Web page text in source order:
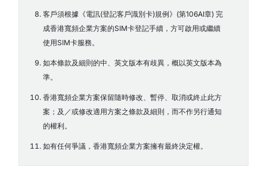
客戶須根據《電訊(登記客戶識別卡)規例》(第106AI章) 完
成香港寬頻企業方案的SIM卡登記手續，方可啟用或繼續
使用SIM卡服務。
如本條款及細則的中、英文版本有歧異，概以英文版本為
準。
香港寬頻企業方案保留隨時修改、暫停、取消或終止此方
案；及／或修改適用方案之條款及細則，而不作另行通知
的權利。
如有任何爭議，香港寬頻企業方案擁有最終決定權。